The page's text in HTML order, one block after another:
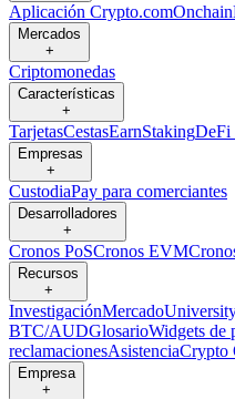
Aplicación Crypto.comOnchain
Mercados
+
Criptomonedas
Características
+
TarjetasCestasEarnStakingDeFi
Empresas
+
CustodiaPay para comerciantes
Desarrolladores
+
Cronos PoSCronos EVM
Recursos
+
InvestigaciónMercado
BTC/AUDGlosarioWidgets de
reclamacionesAsistenciaCrypto
Empresa
+